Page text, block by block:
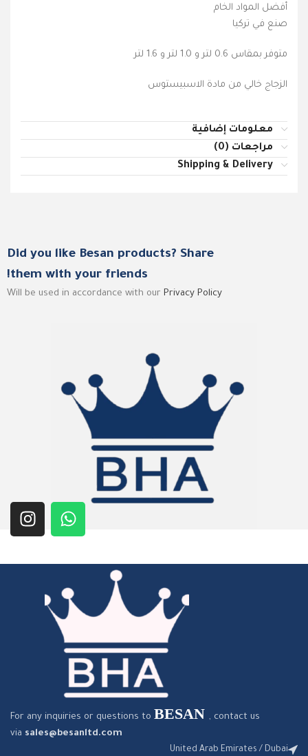
أفضل المواد الخام
صنع في تركيا
متوفر بمقاس 0.6 لتر و 1.0 لتر و 1.6 لتر
الزجاج خالي من مادة الاسبيستوس
معلومات إضافية
مراجعات (0)
Shipping & Delivery
Did you like Besan products? Share
them with your friends!
Will be used in accordance with our Privacy Policy
For any inquiries or questions to BESAN , contact us
via sales@besanltd.com
United Arab Emirates / Dubai